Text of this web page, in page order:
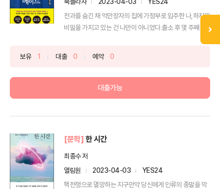
전과를 숨긴 채 억만장자의 집에 가정부로 입주한 나,하지만
비밀을 가지고 있는 건 나만이 아니었다.출소 후 몇 주째 ...
보유 1 대출 0 예약 0
대출가능
[문학] 한 시간
최종수 저
열림원
2023-04-03
YES24
핵전쟁으로 멸망하는 지구만약 당신에게 인류의 종말을 막